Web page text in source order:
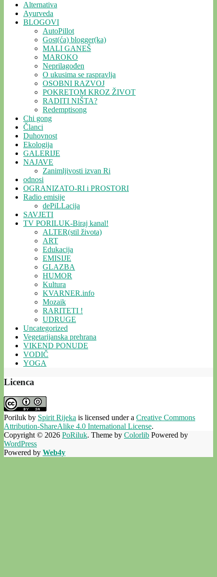
Alternativa
Ayurveda
BLOGOVI
AutoPillot
Gost(ća) blogger(ka)
MALI GANEŠ
MAROKO
Neprilagođen
O ukusima se raspravlja
OSOBNI RAZVOJ
POKRETOM KROZ ŽIVOT
RADITI NIŠTA?
Redemptisong
Chi gong
Članci
Duhovnost
Ekologija
GALERIJE
NAJAVE
Zanimljivosti izvan Ri
odnosi
OGRANIZATO-RI i PROSTORI
Radio emisije
dePiLLacija
SAVJETI
TV PORILUK-Biraj kanal!
ALTER(stil života)
ART
Edukacija
EMISIJE
GLAZBA
HUMOR
Kultura
KVARNER.info
Mozaik
RARITETI !
UDRUGE
Uncategorized
Vegetarijanska prehrana
VIKEND PONUDE
VODIČ
YOGA
Licenca
Poriluk by Spirit Rijeka is licensed under a Creative Commons
Attribution-ShareAlike 4.0 International License.
Copyright © 2026 PoRiluk. Theme by Colorlib Powered by
WordPress
Powered by Web4y